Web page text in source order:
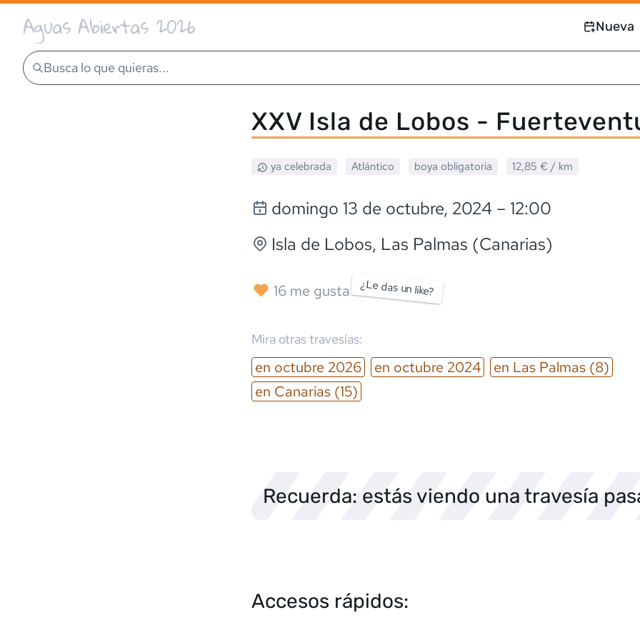
Aguas Abiertas 2026 Nueva
Busca lo que quieras...
XXV Isla de Lobos -
ya celebrada Atlántico boya obligatoria 12,85 € / km
domingo 13 de octubre, 2024 – 12:00
Isla de Lobos, Las Palmas (Canarias)
16 me gusta ¿Le das un like?
Mira otras travesías:
en octubre 2026 en octubre 2024 en Las Palmas (8)
en Canarias (15)
Recuerda: estás viendo una travesía
Accesos rápidos: